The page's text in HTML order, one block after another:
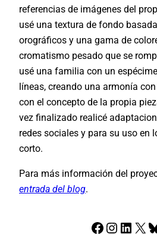
referencias de imágenes del
usé una textura de fondo
orográficos y una gama de
cromatismo pesado que se
usé una familia con un
líneas, creando una armonía
con el concepto de la propia
vez finalizado realicé
redes sociales y para su uso en
corto.
Para más información del
entrada del blog.
Facebook
X